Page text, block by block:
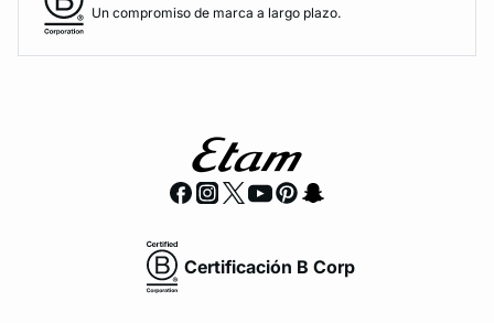
Un compromiso de marca a largo plazo.
Certificación B Corp